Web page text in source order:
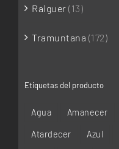
Raiguer (13)
Tramuntana (172)
Etiquetas del producto
Agua Amanecer
Atardecer Azul